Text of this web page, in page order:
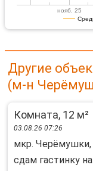
нояб. 25
Другие
(м-н
Комната, 12 м²
03.08.26 07:26
мкр. Черёмушки,
сдам гастинку